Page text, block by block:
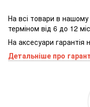
На всі товари в нашому
терміном від 6 до 12
На аксесуари
Детальніше про